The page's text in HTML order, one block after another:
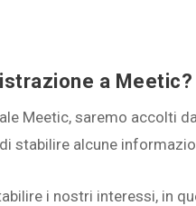
a Meetic?
Meetic, saremo accolti
stabilire alcune
i nostri interessi, in